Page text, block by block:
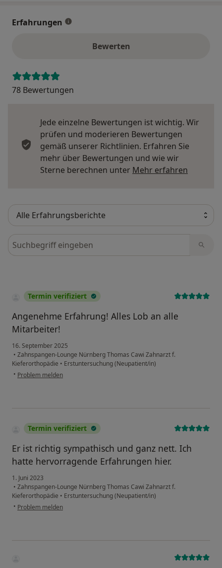
Erfahrungen
Bewerten
78 Bewertungen
Jede einzelne Bewertungen ist wichtig. Wir
prüfen und moderieren Bewertungen
gemäß unserer Richtlinien. Erfahren Sie
mehr über Bewertungen und wie wir
Sterne berechnen unter Mehr erfahren
Bewertungen durchsuchen
Termin verifiziert
Angenehme Erfahrung! Alles Lob an alle
Mitarbeiter!
16. September 2025
• Zahnspangen-Lounge Nürnberg Thomas Cawi Zahnarzt f.
Kieferorthopädie • Erstuntersuchung (Neupatient/in)
• Problem melden
Termin verifiziert
Er ist richtig sympathisch und ganz nett. Ich
hatte hervorragende Erfahrungen hier.
1. Juni 2023
• Zahnspangen-Lounge Nürnberg Thomas Cawi Zahnarzt f.
Kieferorthopädie • Erstuntersuchung (Neupatient/in)
• Problem melden